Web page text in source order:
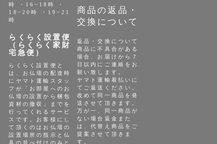
時 ・16~18時 ・
18~20時 ・19~21
時
らくらく設置便
（らくらく家財
宅急便）
らくらく設置便と
は、お仏壇の配達時
にヤマト運輸スタッ
フが「お部屋へのお
仏壇の設置から梱包
資材の撤収」までを
行ってくれるサービ
スです。お客様にし
て頂くのはお仏壇の
設置場所の指示と仏
具の並べ付けのみと
商品の返品・
交換について
返品・交換について
商品に不具合がある
場合、お届けから７
日以内にご連絡をお
願い致します。
ヤマト運輸着払いに
てご返送ください。
改めて同一商品を発
送させて頂きます。
万が一、同一商品が
ない場合返金また
は、代替え商品をご
提案させて頂きま
す。